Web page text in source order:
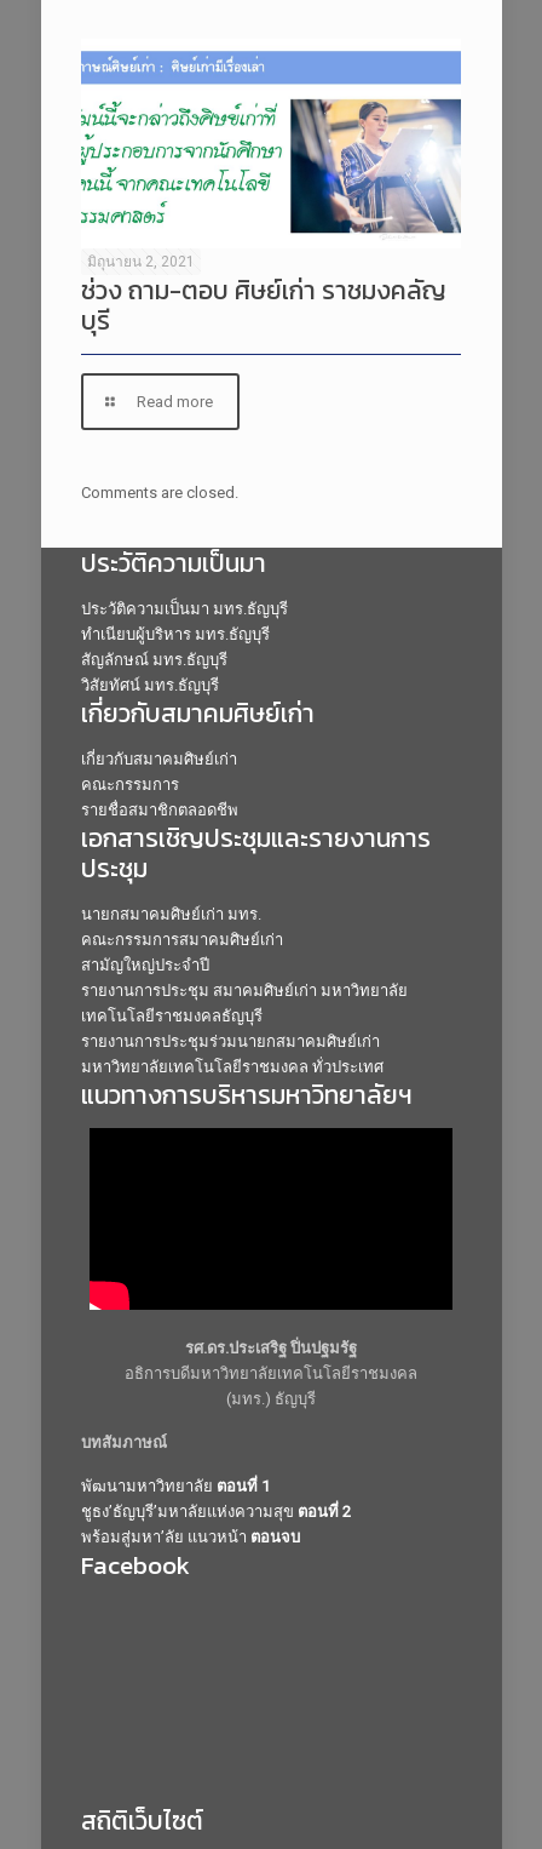
มิถุนายน 2, 2021
ช่วง ถาม-ตอบ ศิษย์เก่า ราชมงคลัญ
บุรี
Read more
Comments are closed.
ประวัติความเป็นมา
ประวัติความเป็นมา มทร.ธัญบุรี
ทำเนียบผู้บริหาร มทร.ธัญบุรี
สัญลักษณ์ มทร.ธัญบุรี
วิสัยทัศน์ มทร.ธัญบุรี
เกี่ยวกับสมาคมศิษย์เก่า
เกี่ยวกับสมาคมศิษย์เก่า
คณะกรรมการ
รายชื่อสมาชิกตลอดชีพ
เอกสารเชิญประชุมและรายงานการ
ประชุม
นายกสมาคมศิษย์เก่า มทร.
คณะกรรมการสมาคมศิษย์เก่า
สามัญใหญ่ประจำปี
รายงานการประชุม สมาคมศิษย์เก่า มหาวิทยาลัย
เทคโนโลยีราชมงคลธัญบุรี
รายงานการประชุมร่วมนายกสมาคมศิษย์เก่า
มหาวิทยาลัยเทคโนโลยีราชมงคล ทั่วประเทศ
แนวทางการบริหารมหาวิทยาลัยฯ
รศ.ดร.ประเสริฐ ปิ่นปฐมรัฐ
อธิการบดีมหาวิทยาลัยเทคโนโลยีราชมงคล
(มทร.) ธัญบุรี
บทสัมภาษณ์
พัฒนามหาวิทยาลัย ตอนที่ 1
ชูธง’ธัญบุรี’มหาลัยแห่งความสุข ตอนที่ 2
พร้อมสู่มหา’ลัย แนวหน้า ตอนจบ
Facebook
สถิติเว็บไซต์